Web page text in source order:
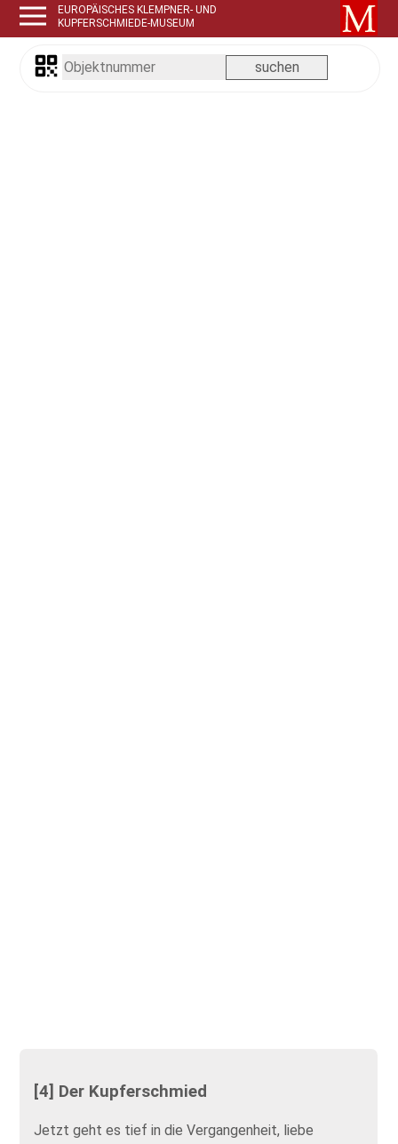
EUROPÄISCHES KLEMPNER- UND
KUPFERSCHMIEDE-MUSEUM
[4] Der Kupferschmied
Jetzt geht es tief in die Vergangenheit, liebe